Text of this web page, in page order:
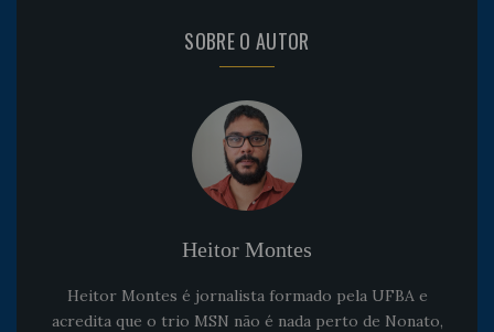
SOBRE O AUTOR
Heitor Montes
Heitor Montes é jornalista formado pela UFBA e
acredita que o trio MSN não é nada perto de Nonato,